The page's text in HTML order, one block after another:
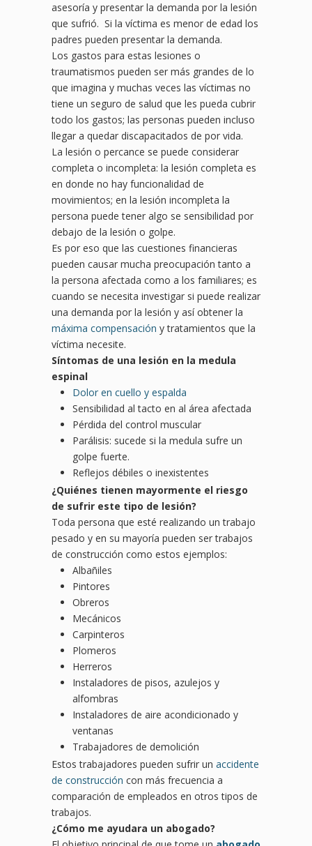
asesoría y presentar la demanda por la lesión
que sufrió. Si la víctima es menor de edad los
padres pueden presentar la demanda.
Los gastos para estas lesiones o
traumatismos pueden ser más grandes de lo
que imagina y muchas veces las víctimas no
tiene un seguro de salud que les pueda cubrir
todo los gastos; las personas pueden incluso
llegar a quedar discapacitados de por vida.
La lesión o percance se puede considerar
completa o incompleta: la lesión completa es
en donde no hay funcionalidad de
movimientos; en la lesión incompleta la
persona puede tener algo se sensibilidad por
debajo de la lesión o golpe.
Es por eso que las cuestiones financieras
pueden causar mucha preocupación tanto a
la persona afectada como a los familiares; es
cuando se necesita investigar si puede realizar
una demanda por la lesión y así obtener la
máxima compensación y tratamientos que la
víctima necesite.
Síntomas de una lesión en la medula
espinal
Dolor en cuello y espalda
Sensibilidad al tacto en al área afectada
Pérdida del control muscular
Parálisis: sucede si la medula sufre un
golpe fuerte.
Reflejos débiles o inexistentes
¿Quiénes tienen mayormente el riesgo
de sufrir este tipo de lesión?
Toda persona que esté realizando un trabajo
pesado y en su mayoría pueden ser trabajos
de construcción como estos ejemplos:
Albañiles
Pintores
Obreros
Mecánicos
Carpinteros
Plomeros
Herreros
Instaladores de pisos, azulejos y
alfombras
Instaladores de aire acondicionado y
ventanas
Trabajadores de demolición
Estos trabajadores pueden sufrir un accidente
de construcción con más frecuencia a
comparación de empleados en otros tipos de
trabajos.
¿Cómo me ayudara un abogado?